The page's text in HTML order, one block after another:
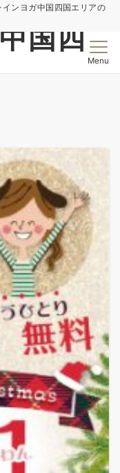
ンヨガ中国四国エリアの
国四
Menu